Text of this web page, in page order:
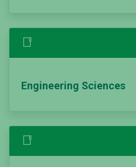
Engineering Sciences